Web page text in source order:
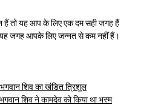
तो यह आप के लिए एक दम सही जगह हैं
जगह आपके लिए जन्नत से कम नहीं हैं।
शिव का खंडित त्रिशूल
शिव ने कामदेव को किया था भस्म